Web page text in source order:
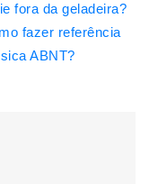
fora da geladeira?
fazer referência
ABNT?